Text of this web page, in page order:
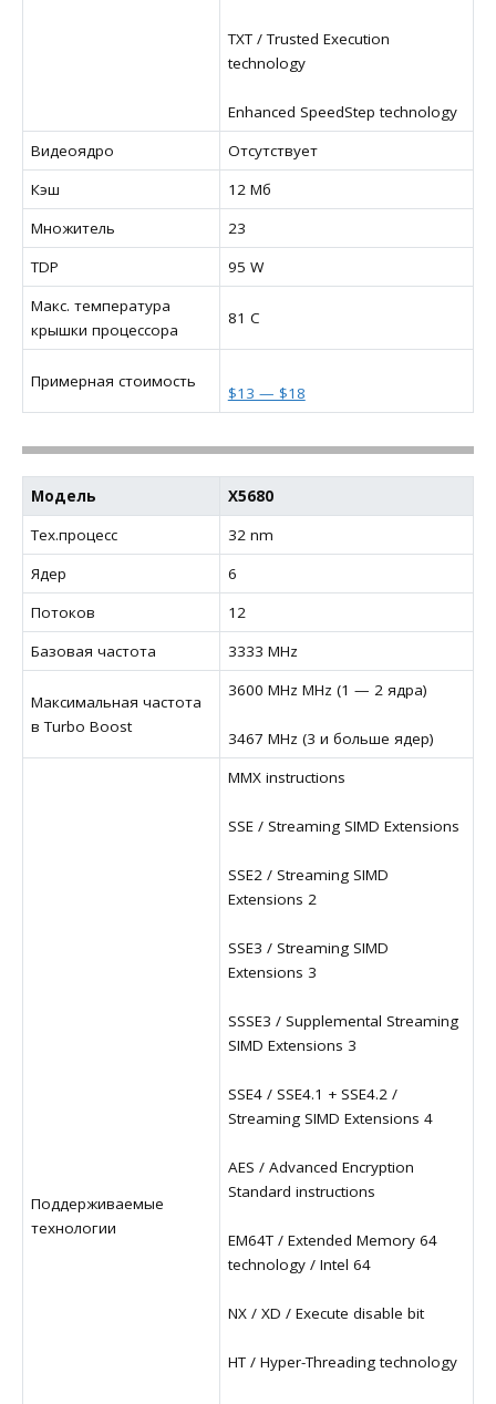
TXT / Trusted Execution
technology
Enhanced SpeedStep technology
Видеоядро
Отсутствует
Кэш
12 Мб
Множитель
23
TDP
95 W
Макс. температура
крышки процессора
81 C
Примерная стоимость
$13 — $18
Модель
X5680
Тех.процесс
32 nm
Ядер
6
Потоков
12
Базовая частота
3333 MHz
Максимальная частота
в Turbo Boost
3600 MHz MHz (1 — 2 ядра)
3467 MHz (3 и больше ядер)
Поддерживаемые
технологии
MMX instructions
SSE / Streaming SIMD Extensions
SSE2 / Streaming SIMD
Extensions 2
SSE3 / Streaming SIMD
Extensions 3
SSSE3 / Supplemental Streaming
SIMD Extensions 3
SSE4 / SSE4.1 + SSE4.2 /
Streaming SIMD Extensions 4
AES / Advanced Encryption
Standard instructions
EM64T / Extended Memory 64
technology / Intel 64
NX / XD / Execute disable bit
HT / Hyper-Threading technology